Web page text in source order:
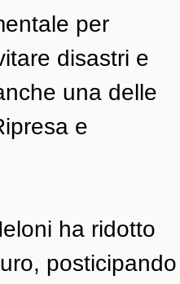
per
disastri e
una delle
e
ha ridotto
posticipando